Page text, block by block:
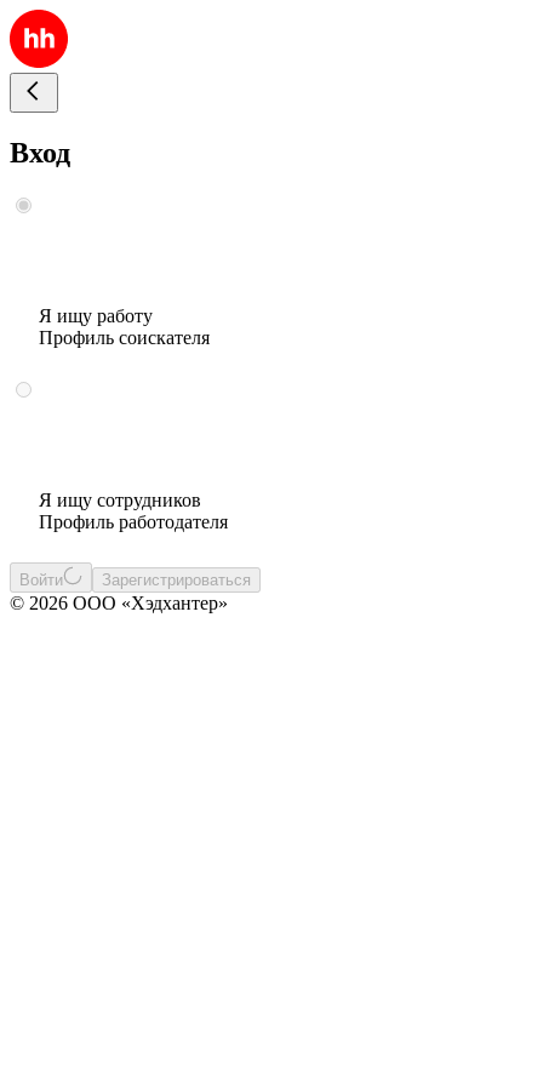
Вход
Я ищу работу
Профиль соискателя
Я ищу сотрудников
Профиль работодателя
Войти Зарегистрироваться
© 2026 ООО «Хэдхантер»